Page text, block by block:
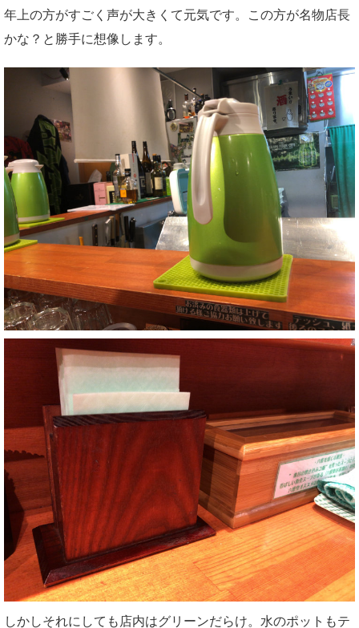
年上の方がすごく声が大きくて元気です。この方が名物店長
かな？と勝手に想像します。
しかしそれにしても店内はグリーンだらけ。水のポットもテ